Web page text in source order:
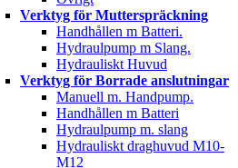
Verktyg för Mutterspräckning
Handhållen m Batteri.
Hydraulpump m Slang.
Hydrauliskt Huvud
Verktyg för Borrade anslutningar
Manuell m. Handpump.
Handhållen m Batteri
Hydraulpump m. slang
Hydrauliskt draghuvud M10-
M12